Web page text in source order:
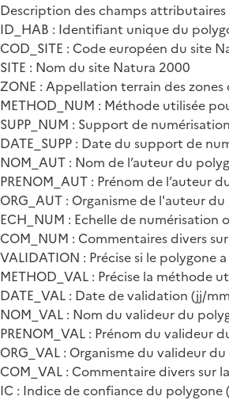
Description des champs attributaires
ID_HAB : Identifiant unique du
COD_SITE : Code européen du site
SITE : Nom du site Natura 2000
ZONE : Appellation terrain des zones
METHOD_NUM : Méthode utilisée
SUPP_NUM : Support de
DATE_SUPP : Date du support de
NOM_AUT : Nom de l’auteur du
PRENOM_AUT : Prénom de l’auteur
ORG_AUT : Organisme de l'auteur
ECH_NUM : Echelle de
COM_NUM : Commentaires divers
VALIDATION : Précise si le
METHOD_VAL : Précise la méthode
DATE_VAL : Date de validation (jj/
NOM_VAL : Nom du valideur du
PRENOM_VAL : Prénom du valideur
ORG_VAL : Organisme du valideur
COM_VAL : Commentaire divers sur
IC : Indice de confiance du